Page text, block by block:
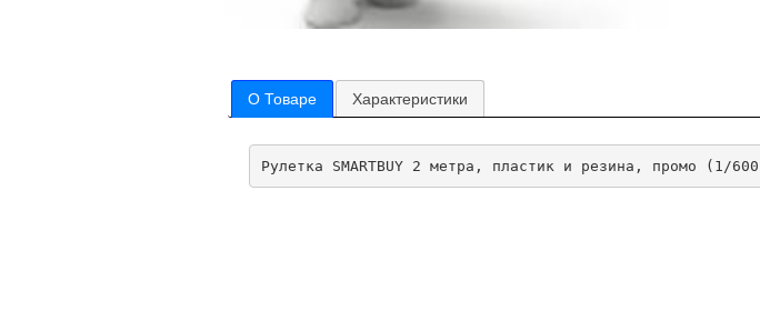
О Товаре Характеристики
Рулетка SMARTBUY 2 метра, пластик и резина, промо (1/